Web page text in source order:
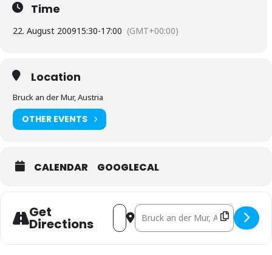
Time
22. August 200915:30-17:00 (GMT+00:00)
Location
Bruck an der Mur, Austria
OTHER EVENTS
CALENDAR GOOGLECAL
Get
Directions
Address - DIDGES BREW @
Destination Address -